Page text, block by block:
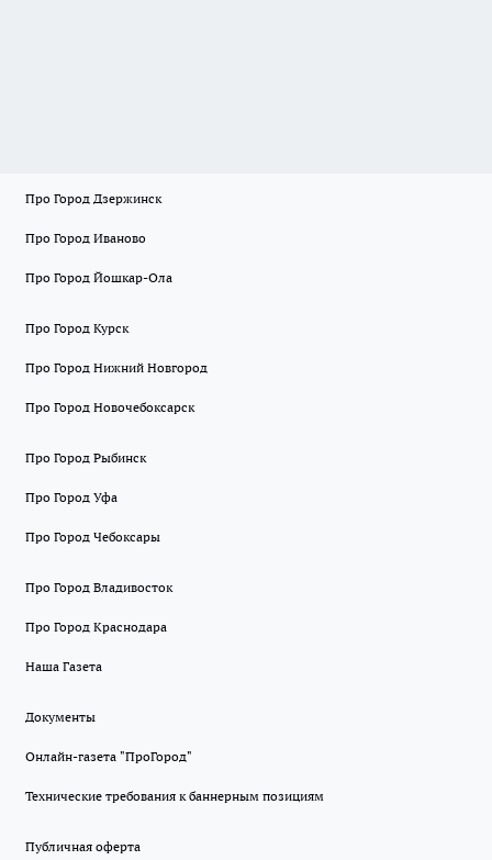
Про Город Дзержинск
Про Город Иваново
Про Город Йошкар-Ола
Про Город Курск
Про Город Нижний Новгород
Про Город Новочебоксарск
Про Город Рыбинск
Про Город Уфа
Про Город Чебоксары
Про Город Владивосток
Про Город Краснодара
Наша Газета
Документы
Онлайн-газета "ПроГород"
Технические требования к баннерным позициям
Публичная оферта